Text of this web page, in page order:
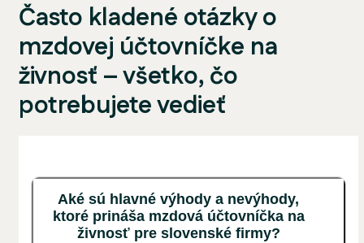
Často kladené otázky o
mzdovej účtovníčke na
živnosť – všetko, čo
potrebujete vedieť
Aké sú hlavné výhody a nevýhody,
ktoré prináša mzdová účtovníčka na
živnosť pre slovenské firmy?